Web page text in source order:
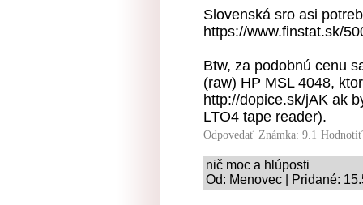
Slovenská sro asi
https://www.finstat.sk/
Btw, za podobnú cenu
(raw) HP MSL 4048,
http://dopice.sk/jAK ak
LTO4 tape reader).
Odpovedať Známka: 9.1
nič moc a hlúposti
Od: Menovec | Pridané: